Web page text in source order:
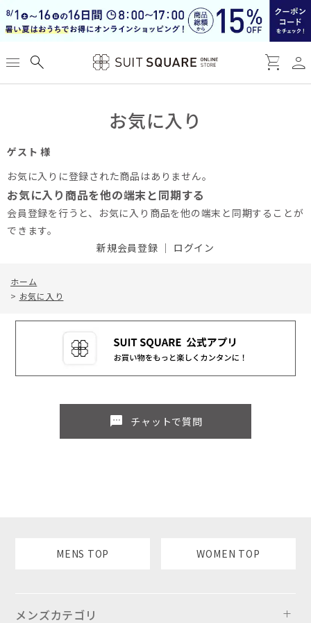
menu search shopping_cart person
お気に入り
ゲスト 様
お気に入りに登録された商品はありません。
お気に入り商品を他の端末と同期する
会員登録を行うと、お気に入り商品を他の端末と同期することが
できます。
新規会員登録 ｜ ログイン
ホーム
> お気に入り
sms チャットで質問
MENS TOP WOMEN TOP
メンズカテゴリ